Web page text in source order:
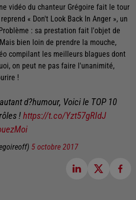
vidéo du chanteur Grégoire fait le tour
« Don't Look Back In Anger », un
: sa prestation fait l'objet de
bien loin de prendre la mouche,
compilant les meilleurs blagues dont
on peut ne pas faire l'unanimité,
!
d?humour, Voici le TOP 10
!https://t.co/Yzt57gRIdJ
5 octobre 2017